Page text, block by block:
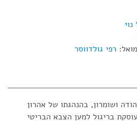
רפי גולדווסר
יהודה ושומרון, בהנהגתו של אהרון
בריגול למען הצבא הבריטי